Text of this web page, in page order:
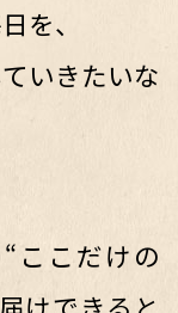
を、
いきたいな
ここだけの